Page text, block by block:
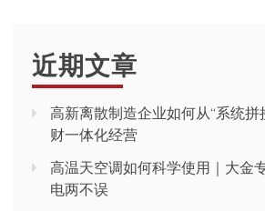
近期文章
高新离散制造企业如何从“系统拼
财一体化经营
高温天空调如何科学使用｜大金
电两不误